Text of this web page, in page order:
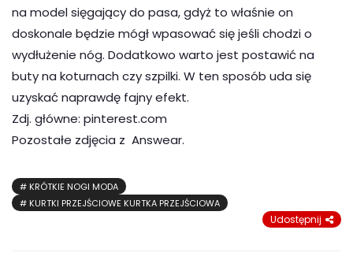
na model sięgający do pasa, gdyż to właśnie on
doskonale będzie mógł wpasować się jeśli chodzi o
wydłużenie nóg. Dodatkowo warto jest postawić na
buty na koturnach czy szpilki. W ten sposób uda się
uzyskać naprawdę fajny efekt.
Zdj. główne: pinterest.com
Pozostałe zdjęcia z Answear.
KRÓTKIE NOGI MODA
KURTKI PRZEJŚCIOWE KURTKA PRZEJŚCIOWA
Udostępnij